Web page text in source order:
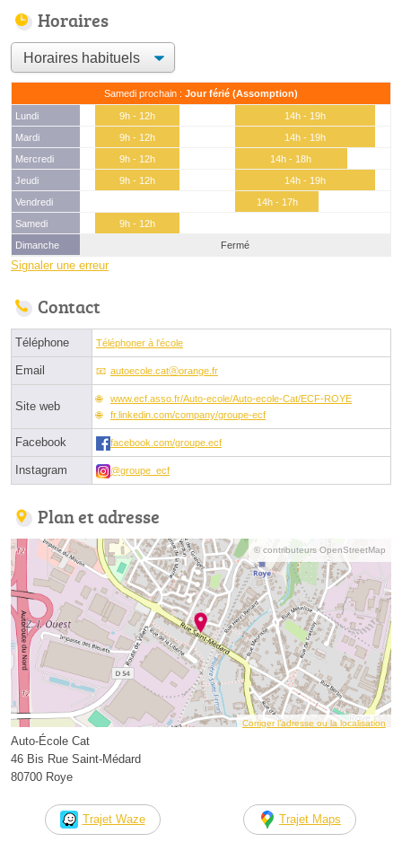
Horaires
Samedi prochain : Jour férié (Assomption)
Lundi 9h - 12h
14h - 19h
Mardi
9h - 12h
14h - 19h
Mercredi
9h - 12h
14h - 18h
Jeudi
9h - 12h
14h - 19h
Vendredi
14h - 17h
Samedi
9h - 12h
Dimanche
Fermé
Signaler une erreur
Contact
Téléphone Téléphoner à l'école
Email autoecole.catⓐorange.fr
Site web
www.ecf.asso.fr/Auto-ecole/Auto-ecole-Cat/ECF-ROYE
fr.linkedin.com/company/groupe-ecf
Facebook facebook.com/groupe.ecf
Instagram @groupe_ecf
Plan et adresse
© contributeurs OpenStreetMap
Corriger l’adresse ou la localisation
Auto-École Cat
46 Bis Rue Saint-Médard
80700 Roye
Trajet Waze Trajet Maps